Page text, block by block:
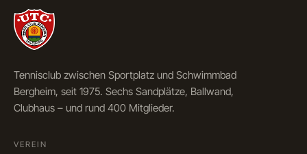
Tennisclub zwischen Sportplatz und Schwimmbad
Bergheim, seit 1975. Sechs Sandplätze, Ballwand,
Clubhaus – und rund 400 Mitglieder.
VEREIN